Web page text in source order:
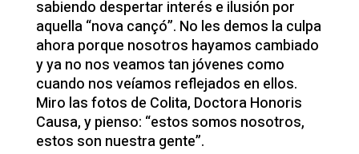
sabiendo despertar interés e ilusión por
aquella “nova cançó”. No les demos la culpa
ahora porque nosotros hayamos cambiado
y ya no nos veamos tan jóvenes como
cuando nos veíamos reflejados en ellos.
Miro las fotos de Colita, Doctora Honoris
Causa, y pienso: “estos somos nosotros,
estos son nuestra gente”.